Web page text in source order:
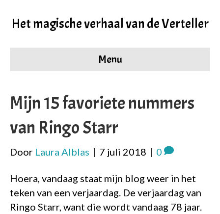
Het magische verhaal van de Verteller
Menu
Mijn 15 favoriete nummers
van Ringo Starr
Door Laura Alblas | 7 juli 2018 | 0
Hoera, vandaag staat mijn blog weer in het
teken van een verjaardag. De verjaardag van
Ringo Starr, want die wordt vandaag 78 jaar.